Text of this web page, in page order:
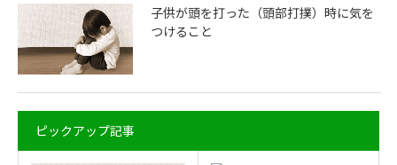
子供が頭を打った（頭部打撲）時に気を
つけること
ピックアップ記事